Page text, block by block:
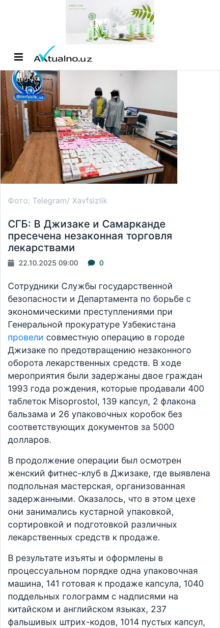
Фото: Telegram/ Xavfsizlik
СГБ: В Джизаке и Самарканде
пресечена незаконная торговля
лекарствами
22.10.2025 09:00 0
Сотрудники Службы государственной
безопасности и Департамента по борьбе с
экономическими преступлениями при
Генеральной прокуратуре Узбекистана
провели совместную операцию в городе
Джизаке по предотвращению незаконного
оборота лекарственных средств. В ходе
мероприятия были задержаны двое граждан
1993 года рождения, которые продавали 400
таблеток Misoprostol, 139 капсул, 2 флакона
бальзама и 26 упаковочных коробок без
соответствующих документов за 5000
долларов.
В продолжение операции был осмотрен
женский фитнес-клуб в Джизаке, где выявлена
подпольная мастерская, организованная
задержанными. Оказалось, что в этом цехе
они занимались кустарной упаковкой,
сортировкой и подготовкой различных
лекарственных средств к продаже.
В результате изъяты и оформлены в
процессуальном порядке одна упаковочная
машина, 141 готовая к продаже капсула, 1040
поддельных голограмм с надписями на
китайском и английском языках, 237
фальшивых штрих-кодов, 1014 пустых капсул,